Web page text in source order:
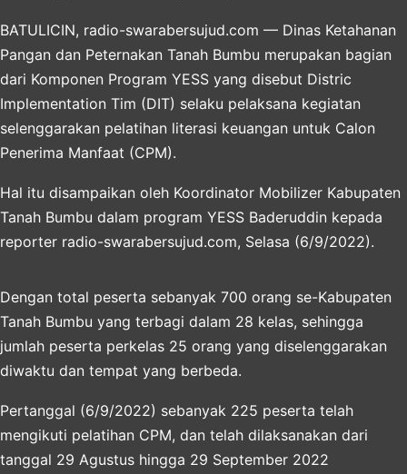
BATULICIN, radio-swarabersujud.com — Dinas Ketahanan
Pangan dan Peternakan Tanah Bumbu merupakan bagian
dari Komponen Program YESS yang disebut Distric
Implementation Tim (DIT) selaku pelaksana kegiatan
selenggarakan pelatihan literasi keuangan untuk Calon
Penerima Manfaat (CPM).
Hal itu disampaikan oleh Koordinator Mobilizer Kabupaten
Tanah Bumbu dalam program YESS Baderuddin kepada
reporter radio-swarabersujud.com, Selasa (6/9/2022).
Dengan total peserta sebanyak 700 orang se-Kabupaten
Tanah Bumbu yang terbagi dalam 28 kelas, sehingga
jumlah peserta perkelas 25 orang yang diselenggarakan
diwaktu dan tempat yang berbeda.
Pertanggal (6/9/2022) sebanyak 225 peserta telah
mengikuti pelatihan CPM, dan telah dilaksanakan dari
tanggal 29 Agustus hingga 29 September 2022